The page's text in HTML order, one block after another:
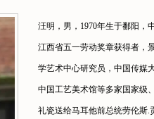
汪明，男，1970年生于鄱阳，
江西省五一劳动奖章获得者，
学艺术中心研究员，中国传媒
中国工艺美术馆等多家国家级
礼瓷送给马耳他前总统劳伦